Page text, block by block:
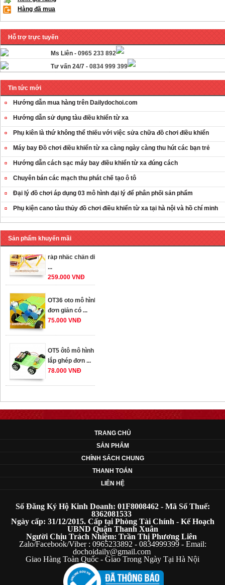
Hàng đã mua
Hỗ trợ trực tuyến
Ms Liên - 0965 233 892
Tư vấn 24/7 - 0834 999 399
Tin tức mới
Hướng dẫn mua hàng trên Dailydochoi.com
Hướng dẫn sử dụng tàu điều khiển từ xa
Phụ kiên là thứ không thể thiếu với việc sửa chữa đồ chơi điều khiển
Máy bay Đồ chơi điều khiển từ xa càng ngày càng thu hút các bạn trẻ
Hướng dẫn cách sạc máy bay điều khiển từ xa đúng cách
Chuyên bán các mạch thu phát chế tạo ô tô
Đại lý đồ chơi áp dụng 03 mô hình đại lý để phân phối sản phẩm
Phụ kiện cano tàu thủy đồ chơi điều khiển từ xa tại hà nội và hồ chí minh
Sản phẩm khuyến mãi
OT35 robot lắp
ráp nhấc chân di
259.000 VNĐ
OT36 oto mô hình
đơn giản có ...
75.000 VNĐ
OT5 ôtô mô hình
lắp ghép đơn ...
78.000 VNĐ
đơn giản cho ...
352.000 VNĐ
OT35 robot lắp
ráp nhấc chân di
OT36 oto mô hình
đơn giản có ...
75.000 VNĐ
OT5 ôtô mô hình
lắp ghép đơn ...
78.000 VNĐ
TRANG CHỦ
SẢN PHẨM
CHÍNH SÁCH CHUNG
THANH TOÁN
LIÊN HỆ
Số Đăng Ký Hộ Kinh Doanh: 01F8008462 - Mã Số Thuế:
8362081533
Ngày cấp: 31/12/2015. Cấp tại Phòng Tài Chính - Kế Hoạch
UBND Quận Thanh Xuân
Người Chịu Trách Nhiệm: Trần Thị Phương Liên
Zalo/Facebook/Viber : 0965233892 - 0834999399 - Email:
dochoidaily@gmail.com
Giao Hàng Toàn Quốc - Giao Trong Ngày Tại Hà Nội